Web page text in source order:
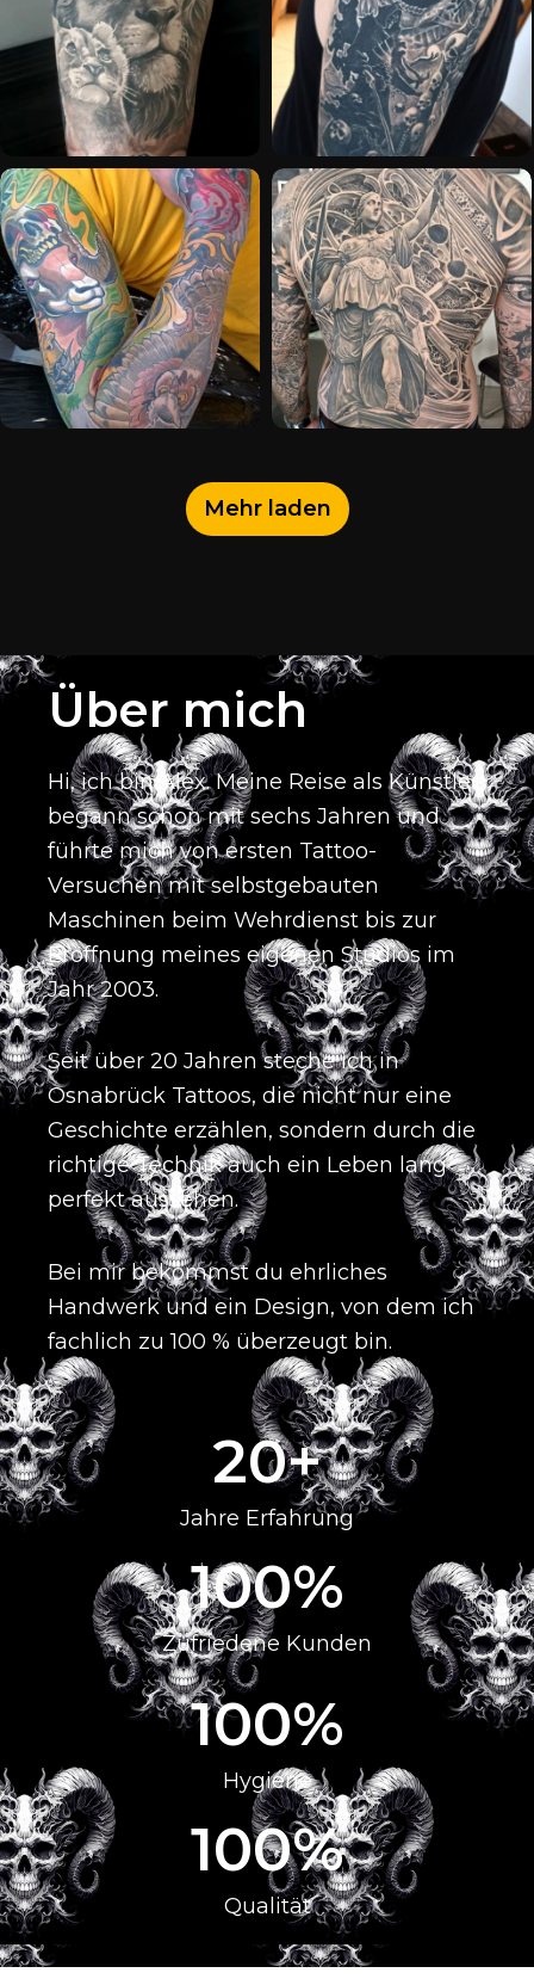
Mehr laden
Über mich
Hi, ich bin Alex.Meine Reise als Künstler
begann schon mit sechs Jahren und
führte mich von ersten Tattoo-
Versuchen mit selbstgebauten
Maschinen beim Wehrdienst bis zur
Eröffnung meines eigenen Studios im
Jahr 2003.
Seit über 20 Jahren steche ich in
Osnabrück Tattoos, die nicht nur eine
Geschichte erzählen, sondern durch die
richtige Technik auch ein Leben lang
perfekt aussehen.
Bei mir bekommst du ehrliches
Handwerk und ein Design, von dem ich
fachlich zu 100 % überzeugt bin.
Jahre Erfahrung
20+
Zufriedene Kunden
100%
Hygiene
100%
Qualität
100%